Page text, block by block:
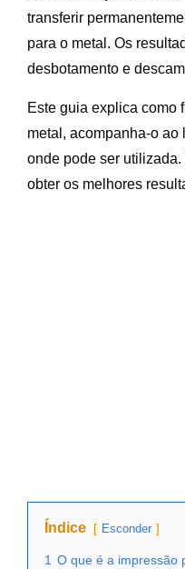
transferir
para o metal. Os
desbotamento e
Este guia explica como
metal, acompanha-o ao
onde pode ser
obter os melhores
Índice Esconder
1 O que é a impressão